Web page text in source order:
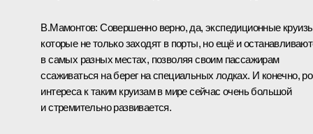
В.Мамонтов: Совершенно верно, да, экспедиционные
которые не только заходят в порты, но ещё и
в самых разных местах, позволяя своим пассажирам
ссаживаться на берег на специальных лодках. И конечно,
интереса к таким круизам в мире сейчас очень большой
и стремительно развивается.